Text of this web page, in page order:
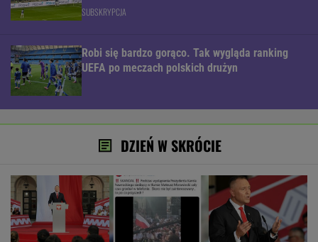
SUBSKRYPCJA
Robi się bardzo gorąco. Tak wygląda ranking
UEFA po meczach polskich drużyn
DZIEŃ W SKRÓCIE